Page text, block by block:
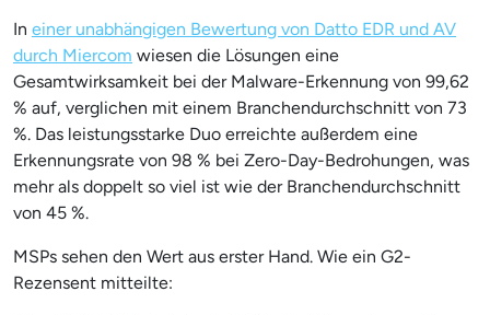
In einer unabhängigen Bewertung von Datto EDR und AV
durch Miercom wiesen die Lösungen eine
Gesamtwirksamkeit bei der Malware-Erkennung von 99,62
% auf, verglichen mit einem Branchendurchschnitt von 73
%. Das leistungsstarke Duo erreichte außerdem eine
Erkennungsrate von 98 % bei Zero-Day-Bedrohungen, was
mehr als doppelt so viel ist wie der Branchendurchschnitt
von 45 %.
MSPs sehen den Wert aus erster Hand. Wie ein G2-
Rezensent mitteilte: